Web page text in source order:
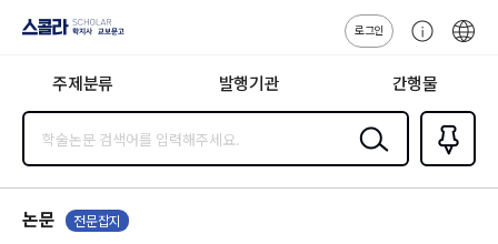
지사·교보문고
로그인
센
주제분류 발행기관 간행물
검색
즐겨찾
기0
논문 전문잡지